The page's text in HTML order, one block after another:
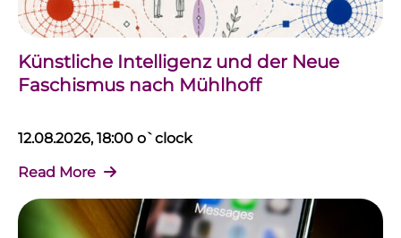
Künstliche Intelligenz und der Neue
Faschismus nach Mühlhoff
12.08.2026, 18:00 o`clock
Read More